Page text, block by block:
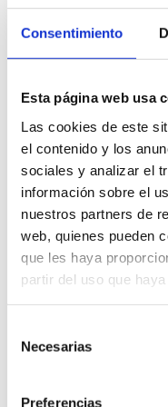
Consentimiento
Esta página web usa
Las cookies de este
el contenido y los
sociales y analizar el
información sobre el
nuestros partners de
web, quienes pueden
que les haya
partir del uso que
Necesarias
Preferencias